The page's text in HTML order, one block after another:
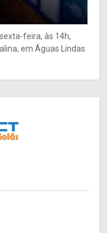
feira, às 14h,
em Águas Lindas